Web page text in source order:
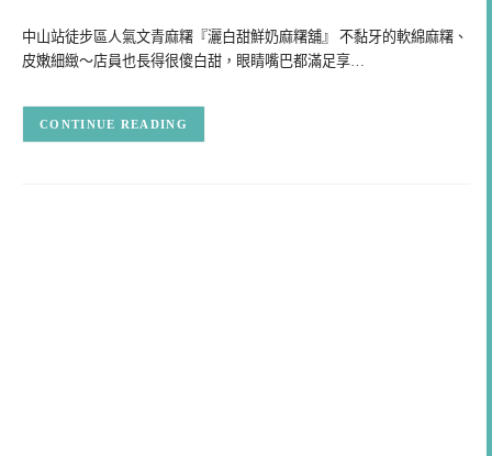
中山站徒步區人氣文青麻糬『灑白甜鮮奶麻糬舖』 不黏牙的軟綿麻糬、
皮嫩細緻～店員也長得很傻白甜，眼睛嘴巴都滿足享…
CONTINUE READING